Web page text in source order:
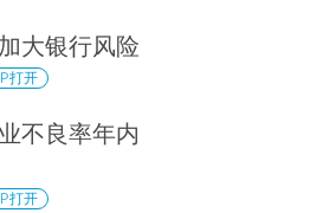
大银行风险
打开
不良率年内
打开